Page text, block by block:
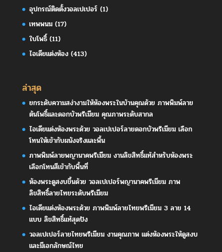
อุปกรณ์ติดตั้งวอลเปเปอร์ (1)
เทพพนม(17)
ใบโพธิ์(11)
ไอเดียแต่งห้อง(413)
ล่าสุด
ยกระดับความสง่างามให้ห้องพระในบ้านคุณด้วย ภาพพิมพ์ลาย
ต้นโพธิ์และดอกบัวพรีเมียม คุณภาพระดับสากล
ไอเดียแต่งห้องพระด้วย วอลเปเปอร์ลายดอกบัวพรีเมียม เลือก
โทนให้เข้ากับผนังจริงและพื้น
ภาพพิมพ์ลายพญานาคพรีเมียม งานลิขสิทธิ์แท้สำหรับห้องพระ
เลือกโทนสีเข้ากับพื้นที่
ห้องพระดูสงบขึ้นด้วย วอลเปเปอร์พญานาคพรีเมียม ภาพ
ลิขสิทธิ์ลายไทยระดับพรีเมียม
ไอเดียแต่งห้องพระด้วย ภาพพิมพ์ลายไทยพรีเมียม 3 ลาย 14
แบบ ลิขสิทธิ์แท้สุดปัง
วอลเปเปอร์ลายไทยพรีเมียม งานคุณภาพ แต่งห้องพระให้ดูสงบ
และมีเอกลักษณ์ไทย